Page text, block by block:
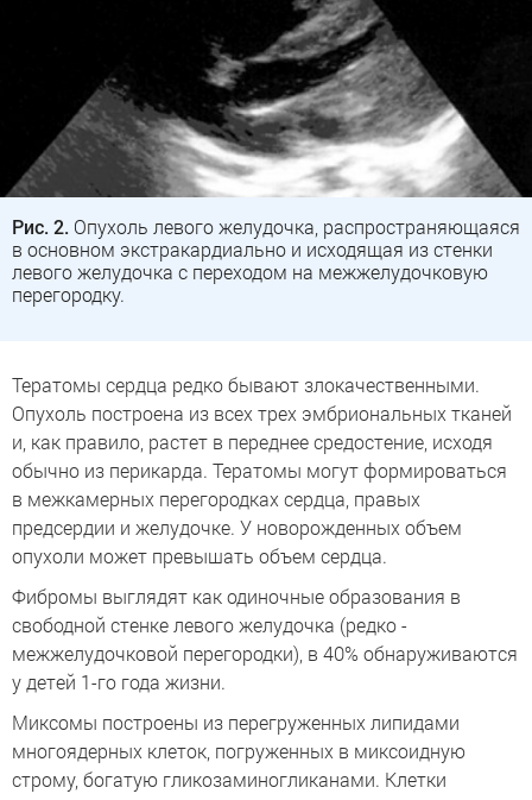
Рис. 2. Опухоль левого желудочка, распространяющаяся
в основном экстракардиально и исходящая из стенки
левого желудочка с переходом на межжелудочковую
перегородку.
Тератомы сердца редко бывают злокачественными.
Опухоль построена из всех трех эмбриональных тканей
и, как правило, растет в переднее средостение, исходя
обычно из перикарда. Тератомы могут формироваться
в межкамерных перегородках сердца, правых
предсердии и желудочке. У новорожденных объем
опухоли может превышать объем сердца.
Фибромы выглядят как одиночные образования в
свободной стенке левого желудочка (редко -
межжелудочковой перегородки), в 40% обнаруживаются
у детей 1-го года жизни.
Миксомы построены из перегруженных липидами
многоядерных клеток, погруженных в миксоидную
строму, богатую гликозаминогликанами. Клетки